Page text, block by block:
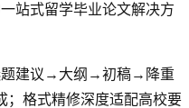
站式留学毕业论文解决方
题建议→大纲→初稿→降重
格式精修深度适配高校要